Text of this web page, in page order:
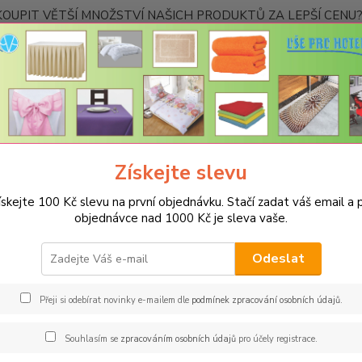
VĚTŠÍ MNOŽSTVÍ NAŠICH PRODUKTŮ ZA LEPŠÍ
Kontakty
Hledat
Souhlas se zpracováním osobních údajů pro účely registrace uživatelského
se zpracováním osobních
účtu
tímto souhlas ……………..., se sídlem ………………, IČ
), aby ve smyslu nařízení Evropského parlamentu a
zpracováním osobních údajů a o volném pohybu těchto údajů
údajů) (dále jen„Nařízení“), zpracovával/a následující
Získejte slevu
100 Kč slevu na první objednávku. Stačí zadat váš email a
objednávce nad 1000 Kč je sleva vaše.
Odeslat
Přeji si odebírat novinky e-mailem dle podmínek zpracování osobních údajů.
Souhlasím se zpracováním osobních údajůpro účely registrace.